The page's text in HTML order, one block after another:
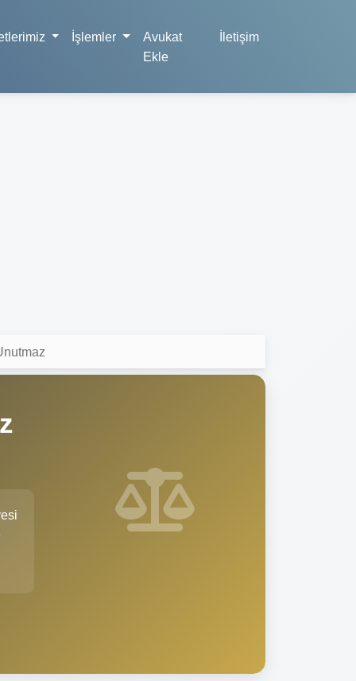
İşlemler
Avukat
Ekle
İletişim